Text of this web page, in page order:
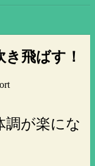
飛ばす！
調が楽にな